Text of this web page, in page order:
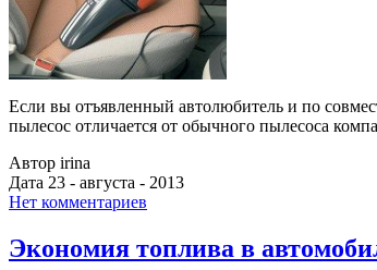
Если вы отъявленный автолюбитель и по
пылесос отличается от обычного пылесоса
Автор irina
Дата 23 - августа - 2013
Нет комментариев
Экономия топлива в